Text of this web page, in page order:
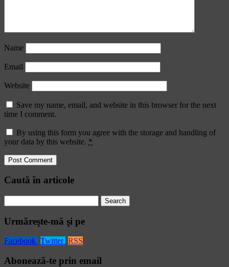
Name
Email
Website
Save my name, email, and website in this browser for the next
time I comment.
By using this form you agree with the storage and handling of
your data by this website. *
Caută în articole
for:
Urmăreşte-mă şi pe
Facebook Twitter RSS
Abonează-te prin email